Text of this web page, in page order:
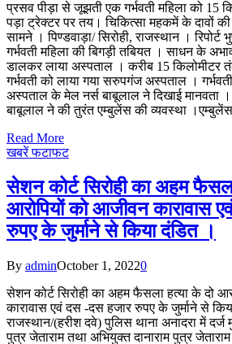
प्रसव पीड़ा से जूझती एक गर्भवती महिला को 15
पड़ा ट्रेक्टर पर तय। चिकित्सा महकमें के दावों
सामने । पिण्डवाड़ा/ सिरोही, राजस्थान । रिपोर्ट
गर्भवती महिला की बिगड़ी तबियत । साधन के
डालकर लाया अस्पताल । करीब 15
गर्भवती को लाया गया सरुपगंज अस्पताल ।
अस्पताल के मेल नर्स बाबूलाल ने दिखाई मानवता
बाबूलाल ने की तुरंत एम्बुलेंस की व्यवस्था
Read More
खबरें फटाफट
सेशन कोर्ट सिरोही का अहम
आरोपियों को आजीवन कारावास
रुपए के जुर्माने से किया दंडित ।
By adminOctober 1, 20220
सेशन कोर्ट सिरोही का अहम फैसला हत्या के दो
कारावास एवं दस -दस हजार रुपए के जुर्माने से
राजस्थान/(हरीश दवे) पुलिस थाना अनादरा में
पुत्र जेताराम तथा अभियुक्त दानाराम पुत्र जेताराम